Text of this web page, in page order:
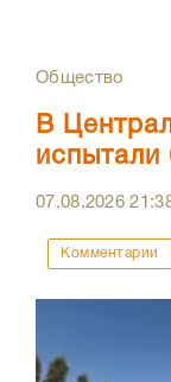
Общество
В
07.08.2026
Комментарии